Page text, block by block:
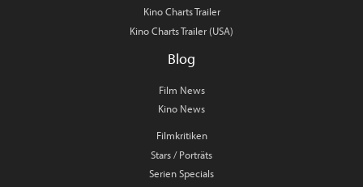
Kino Charts Trailer
Kino Charts Trailer (USA)
Blog
Film News
Kino News
Filmkritiken
Stars / Porträts
Serien Specials